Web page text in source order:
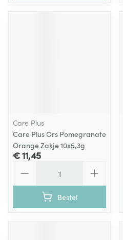
Care Plus
Care Plus Ors Pomegranate
Orange Zakje 10x5,3g
€ 11,45
Bestel